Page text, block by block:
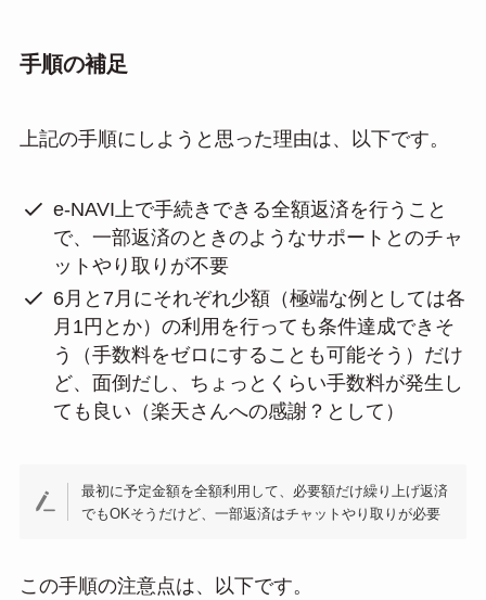
手順の補足
上記の手順にしようと思った理由は、以下です。
e-NAVI上で手続きできる全額返済を行うこと
で、一部返済のときのようなサポートとのチャ
ットやり取りが不要
6月と7月にそれぞれ少額（極端な例としては各
月1円とか）の利用を行っても条件達成できそ
う（手数料をゼロにすることも可能そう）だけ
ど、面倒だし、ちょっとくらい手数料が発生し
ても良い（楽天さんへの感謝？として）
最初に予定金額を全額利用して、必要額だけ繰り上げ返済
でもOKそうだけど、一部返済はチャットやり取りが必要
この手順の注意点は、以下です。